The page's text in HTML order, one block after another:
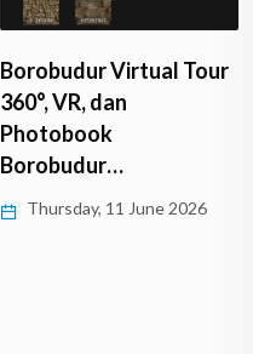
Borobudur Virtual Tour
360°, VR, dan
Photobook
Borobudur…
Thursday, 11 June 2026